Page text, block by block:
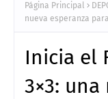
Página Principal
nueva esperanza
Inicia el
3×3: